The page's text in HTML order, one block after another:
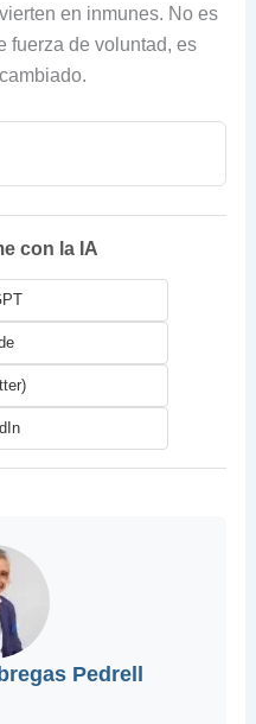
en inmunes. No es
fuerza de voluntad, es
con la IA
Pedrell